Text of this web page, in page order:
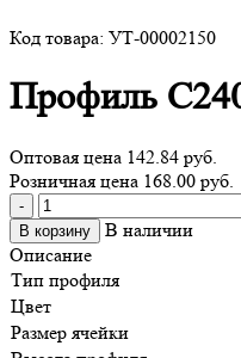
Код товара: УТ-00002150
Профиль
Оптовая цена 142.84 руб.
Розничная цена 168.00 руб.
Количество
товара
Профиль
С240
Грильято
75х75х40
цвет
-
В корзину
В наличии
Описание
Тип профиля
Цвет
Размер ячейки